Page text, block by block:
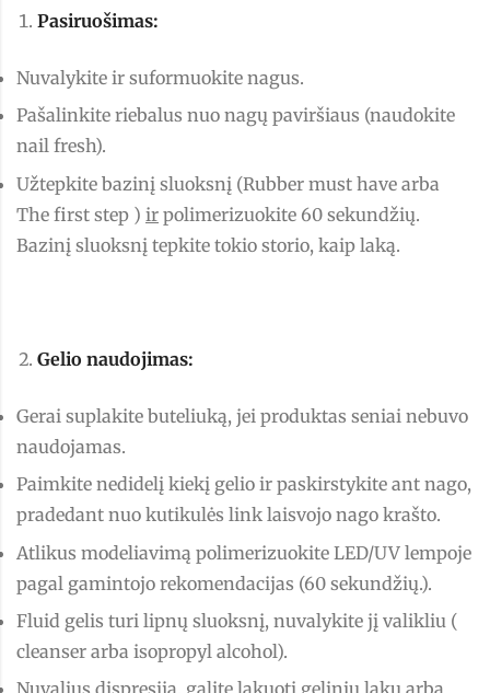
Pasiruošimas:
Nuvalykite ir suformuokite nagus.
Pašalinkite riebalus nuo nagų paviršiaus (naudokite
nail fresh).
Užtepkite bazinį sluoksnį (Rubber must have arba
The first step ) ir polimerizuokite 60 sekundžių.
Bazinį sluoksnį tepkite tokio storio, kaip laką.
Gelio naudojimas:
Gerai suplakite buteliuką, jei produktas seniai nebuvo
naudojamas.
Paimkite nedidelį kiekį gelio ir paskirstykite ant nago,
pradedant nuo kutikulės link laisvojo nago krašto.
Atlikus modeliavimą polimerizuokite LED/UV lempoje
pagal gamintojo rekomendacijas (60 sekundžių.).
Fluid gelis turi lipnų sluoksnį, nuvalykite jį valikliu (
cleanser arba isopropyl alcohol).